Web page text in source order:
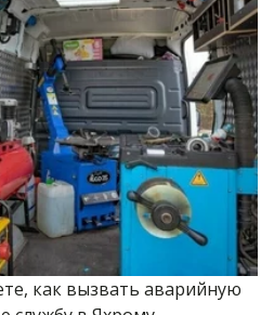
как вызвать аварийную